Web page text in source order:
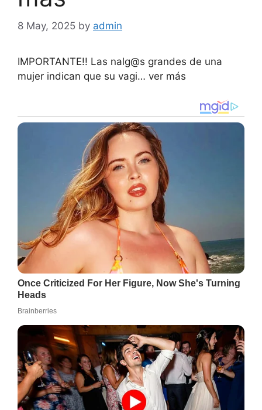
8 May, 2025 by admin
IMPORTANTE!! Las nalg@s grandes de una
mujer indican que su vagi… ver más